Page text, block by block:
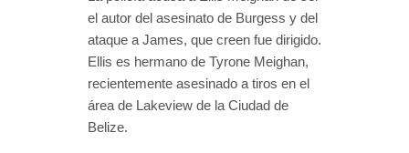
el autor del asesinato de Burgess y del
ataque a James, que creen fue dirigido.
Ellis es hermano de Tyrone Meighan,
recientemente asesinado a tiros en el
área de Lakeview de la Ciudad de
Belize.